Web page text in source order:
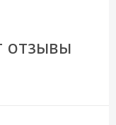
отзывы